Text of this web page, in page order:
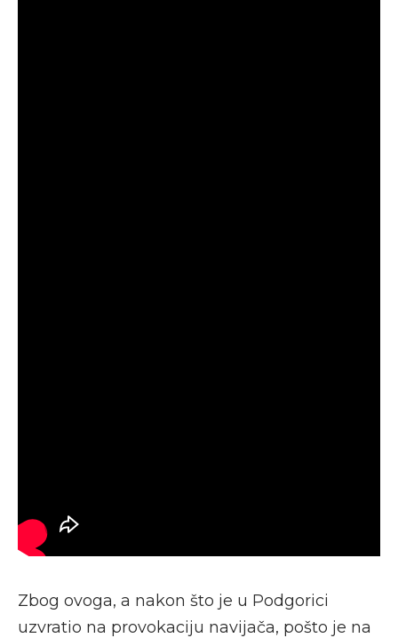
Zbog ovoga, a nakon što je u Podgorici
uzvratio na provokaciju navijača, pošto je na